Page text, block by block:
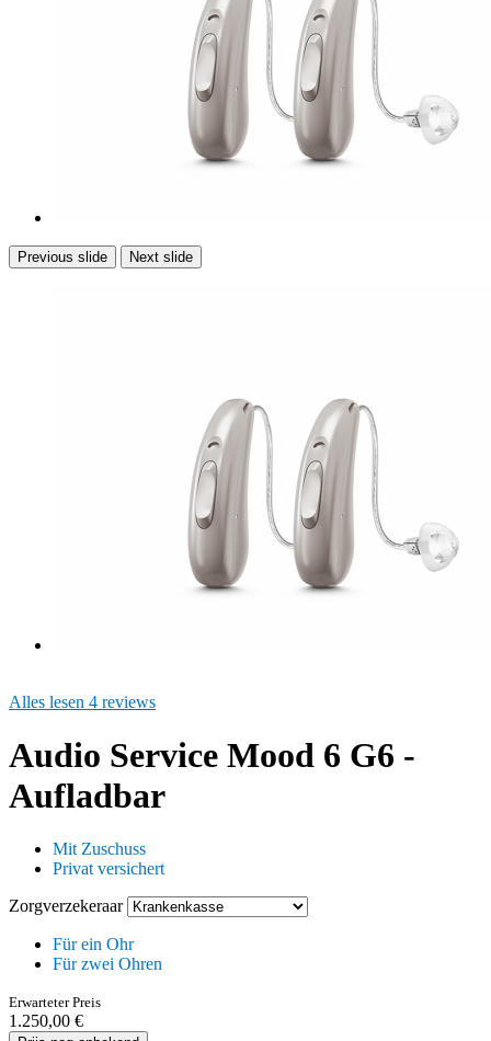
Previous slide Next slide
Alles lesen 4 reviews
Audio Service Mood 6 G6 -
Aufladbar
Mit Zuschuss
Privat versichert
Zorgverzekeraar
Für ein Ohr
Für zwei Ohren
Erwarteter Preis
1.250,00 €